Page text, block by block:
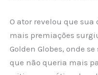
O ator revelou que
mais premiações
Golden Globes, onde
que não queria mais